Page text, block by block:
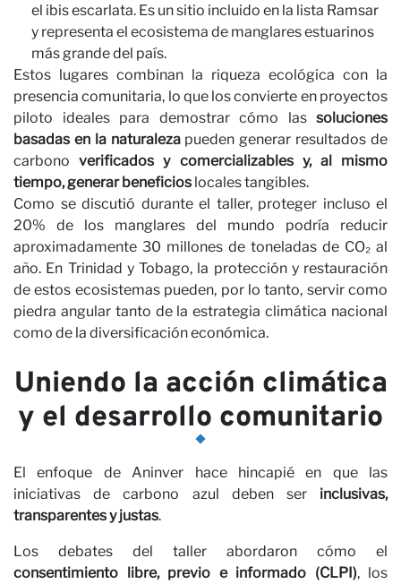
el ibis escarlata. Es un sitio incluido en la lista Ramsar
y representa el ecosistema de manglares estuarinos
más grande del país.
Estos lugares combinan la riqueza ecológica con la
presencia comunitaria, lo que los convierte en proyectos
piloto ideales para demostrar cómo las soluciones
basadas en la naturalezapueden generar resultados de
carbonoverificados y comercializables y, al mismo
tiempo, generar beneficios locales tangibles.
Como se discutió durante el taller, proteger incluso el
20% de los manglares del mundo podría reducir
aproximadamente 30 millones de toneladas de CO₂ al
año. En Trinidad y Tobago, la protección y restauración
de estos ecosistemas pueden, por lo tanto, servir como
piedra angular tanto de la estrategia climática nacional
como de la diversificación económica.
Uniendo la acción climática
y el desarrollo comunitario
El enfoque de Aninver hace hincapié en que las
iniciativas de carbono azul deben ser inclusivas,
transparentes y justas.
Los debates del taller abordaron cómo el
consentimiento libre, previo e informado (CLPI), los